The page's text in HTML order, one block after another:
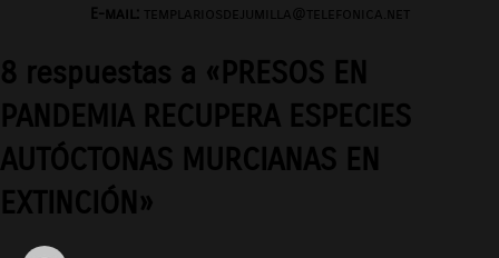
E-mail: templariosdejumilla@telefonica.net
8 respuestas a «PRESOS EN
PANDEMIA RECUPERA ESPECIES
AUTÓCTONAS MURCIANAS EN
EXTINCIÓN»